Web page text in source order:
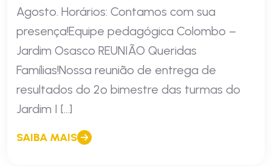
Agosto. Horários: Contamos com sua
presença!Equipe pedagógica Colombo –
Jardim Osasco REUNIÃO Queridas
Famílias!Nossa reunião de entrega de
resultados do 2º bimestre das turmas do
Jardim I […]
SAIBA MAIS